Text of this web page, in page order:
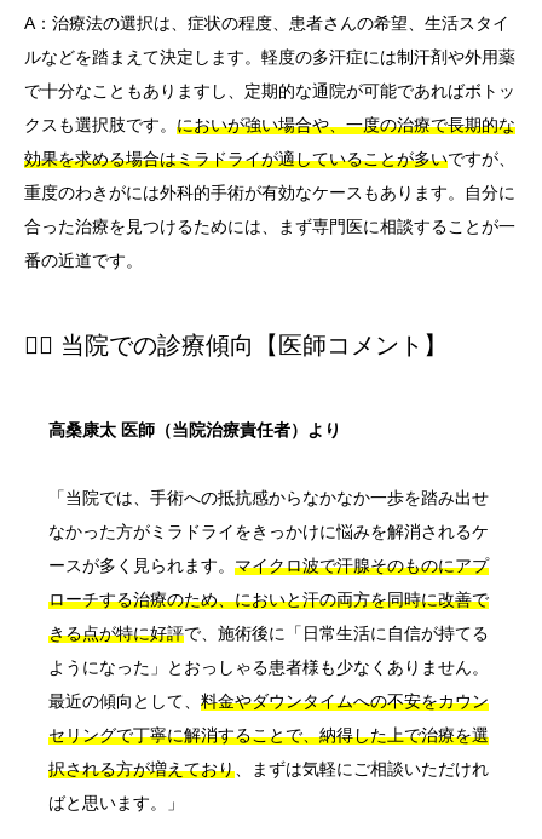
A：治療法の選択は、症状の程度、患者さんの希望、生活スタイ
ルなどを踏まえて決定します。軽度の多汗症には制汗剤や外用薬
で十分なこともありますし、定期的な通院が可能であればボトッ
クスも選択肢です。 においが強い場合や、一度の治療で長期的な
効果を求める場合はミラドライが適していることが多いですが、
重度のわきがには外科的手術が有効なケースもあります。自分に
合った治療を見つけるためには、まず専門医に相談することが一
番の近道です。
👨‍⚕️ 当院での診療傾向【医師コメント】
高桑康太 医師（当院治療責任者）より
「当院では、手術への抵抗感からなかなか一歩を踏み出せ
なかった方がミラドライをきっかけに悩みを解消されるケ
ースが多く見られます。 マイクロ波で汗腺そのものにアプ
ローチする治療のため、においと汗の両方を同時に改善で
きる点が特に好評で、施術後に「日常生活に自信が持てる
ようになった」とおっしゃる患者様も少なくありません。
最近の傾向として、 料金やダウンタイムへの不安をカウン
セリングで丁寧に解消することで、納得した上で治療を選
択される方が増えており 、まずは気軽にご相談いただけれ
ばと思います。」